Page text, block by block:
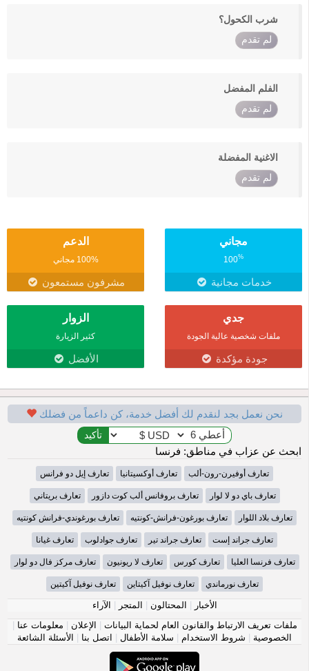
شرب الكحول؟
لم تقدم
الفلم المفضل
لم تقدم
الاغنية المفضلة
لم تقدم
مجاني
100%
خدمات مجانية
الدعم
100% مجاني
مشرفون مستمعون
جدي
ملفات شخصية عالية الجودة
جودة مؤكدة
الزوار
كثير الزيارة
الأفضل
نحن نعمل بجد لنقدم لك أفضل خدمة، كن داعماً من فضلك
ابحث عن عزاب في مناطق: فرنسا
تعارف أوفيرن-رون-ألب تعارف أوكسيتانيا تعارف إيل دو فرانس
تعارف باي دو لا لوار تعارف بروفانس ألب كوت دازور تعارف بريتاني
تعارف بلاد اللوار تعارف بورغون-فرانش-كونتيه تعارف بورغوندي-فرانش كونتيه
تعارف جراند إست تعارف جراند تير تعارف جوادلوب تعارف غيانا
تعارف فرنسا العليا تعارف كورس تعارف لا ريونيون تعارف مركز فال دو لوار
تعارف نورماندي تعارف نوفيل آكيتاين تعارف نوفيل آكيتين
الأخبار | المحتالون | المتجر | الآراء
ملفات تعريف الارتباط والقانون العام لحماية البيانات | الإعلان | معلومات عنا |
الخصوصية | شروط الاستخدام | سلامة الأطفال | اتصل بنا | الأسئلة الشائعة